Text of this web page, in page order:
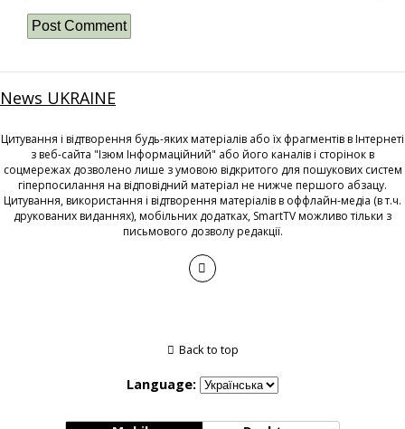
News UKRAINE
Цитування і відтворення будь-яких матеріалів або їх фрагментів в Інтернеті
з веб-сайта "Ізюм Інформаційний" або його каналів і сторінок в
соцмережах дозволено лише з умовою відкритого для пошукових систем
гіперпосилання на відповідний матеріал не нижче першого абзацу.
Цитування, використання і відтворення матеріалів в оффлайн-медіа (в т.ч.
друкованих виданнях), мобільних додатках, SmartTV можливо тільки з
письмового дозволу редакції.
Back to top
Language: